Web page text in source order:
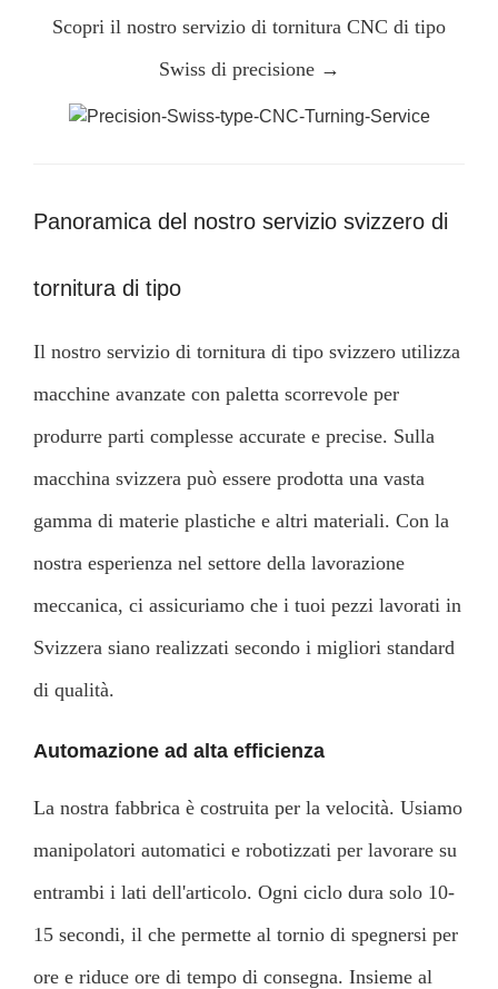
Scopri il nostro servizio di tornitura CNC di tipo
Swiss di precisione →
Panoramica del nostro servizio svizzero di
tornitura di tipo
Il nostro servizio di tornitura di tipo svizzero utilizza
macchine avanzate con paletta scorrevole per
produrre parti complesse accurate e precise. Sulla
macchina svizzera può essere prodotta una vasta
gamma di materie plastiche e altri materiali. Con la
nostra esperienza nel settore della lavorazione
meccanica, ci assicuriamo che i tuoi pezzi lavorati in
Svizzera siano realizzati secondo i migliori standard
di qualità.
Automazione ad alta efficienza
La nostra fabbrica è costruita per la velocità. Usiamo
manipolatori automatici e robotizzati per lavorare su
entrambi i lati dell'articolo. Ogni ciclo dura solo 10-
15 secondi, il che permette al tornio di spegnersi per
ore e riduce ore di tempo di consegna. Insieme al